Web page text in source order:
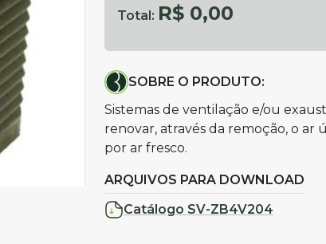
Total: R$ 0,00
SOBRE O PRODUTO:
Sistemas de ventilação e/ou
renovar, através da remoção, o
por ar fresco.
ARQUIVOS PARA DOWNLOAD
Catálogo SV-ZB4V204